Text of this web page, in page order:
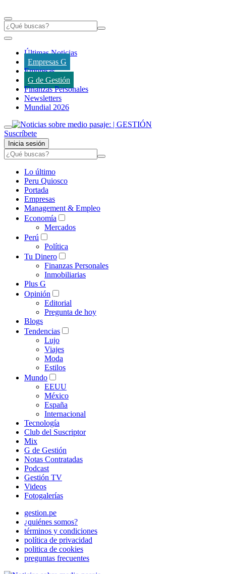
Últimas Noticias
Empresas G
Empresas
G de Gestión
Finanzas Personales
Newsletters
Mundial 2026
Suscríbete
Inicia sesión
Lo último
Peru Quiosco
Portada
Empresas
Management & Empleo
Economía
Mercados
Perú
Política
Tu Dinero
Finanzas Personales
Inmobiliarias
Plus G
Opinión
Editorial
Pregunta de hoy
Blogs
Tendencias
Lujo
Viajes
Moda
Estilos
Mundo
EEUU
México
España
Internacional
Tecnología
Club del Suscriptor
Mix
G de Gestión
Notas Contratadas
Podcast
Gestión TV
Videos
Fotogalerías
gestion.pe
¿quiénes somos?
términos y condiciones
política de privacidad
politica de cookies
preguntas frecuentes